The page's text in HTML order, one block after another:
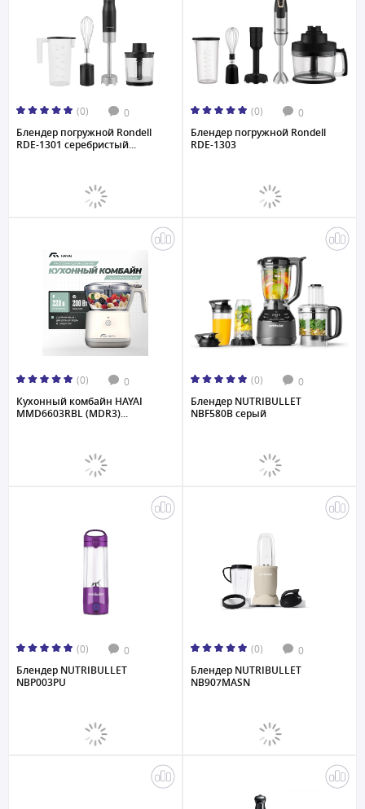
(0) 0
Блендер погружной Rondell
RDE-1301 серебристый...
(0) 0
Блендер погружной Rondell
RDE-1303
(0) 0
Кухонный комбайн HAYAI
MMD6603RBL (MDR3)...
(0) 0
Блендер NUTRIBULLET
NBF580B серый
(0) 0
Блендер NUTRIBULLET
NBP003PU
(0) 0
Блендер NUTRIBULLET
NB907MASN